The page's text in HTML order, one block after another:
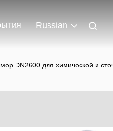
Russian
DN2600 для химической и